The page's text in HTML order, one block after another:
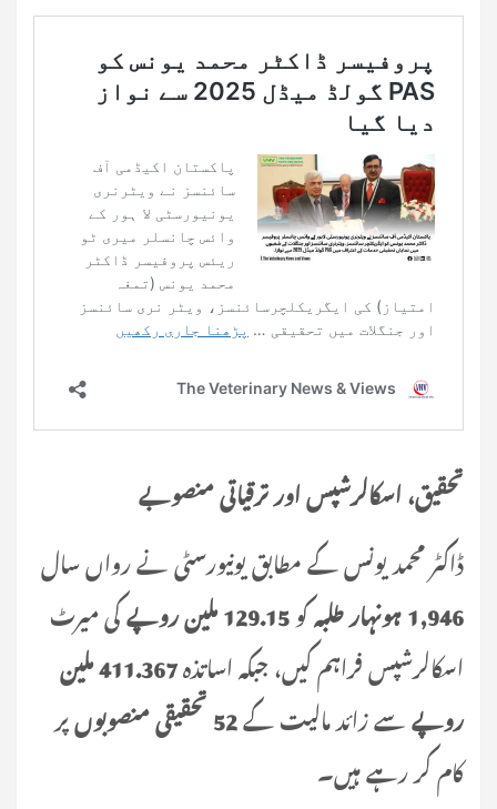
تحقیق، اسکالرشپس اور ترقیاتی منصوبے
ڈاکٹر محمد یونس کے مطابق یونیورسٹی نے رواں سال
1,946 ہونہار طلبہ
کو129.15 ملین روپے
کی میرٹ
اسکالرشپس فراہم کیں، جبکہ اساتذہ
411.367 ملین
روپےسے زائد مالیت کے52 تحقیقی منصوبوں
پر
کام کر رہے ہیں۔